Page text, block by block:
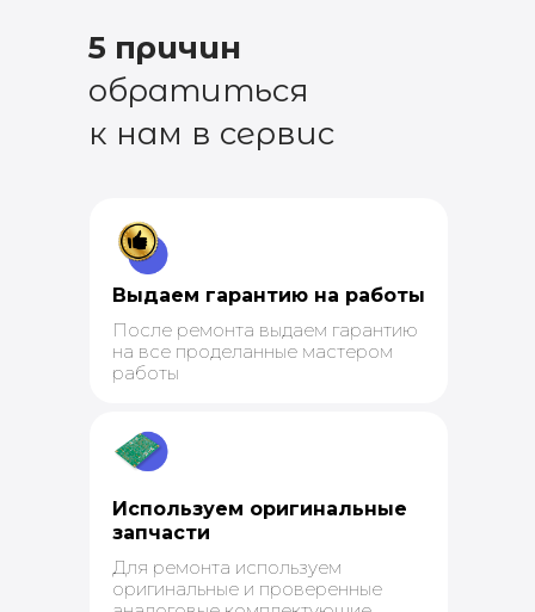
5 причин
обратиться
к нам в сервис
Используем оригинальные
запчасти
Для ремонта используем
оригинальные и проверенные
После ремонта выдаем гарантию
на все проделанные мастером
работы
Выдаем гарантию на работы